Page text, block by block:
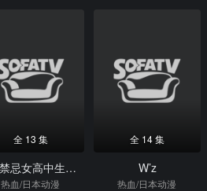
全 13 集
百无禁忌女高中生私房话
热血/日本动漫
全 14 集
W’z
热血/日本动漫